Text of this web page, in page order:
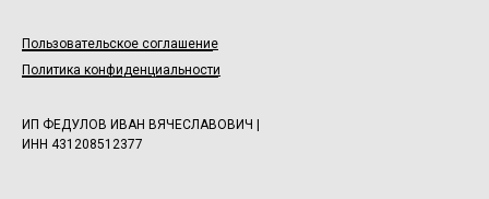
Политика конфиденциальности
ИП ФЕДУЛОВ ИВАН ВЯЧЕСЛАВОВИЧ |
ИНН 431208512377
Пользовательское соглашение